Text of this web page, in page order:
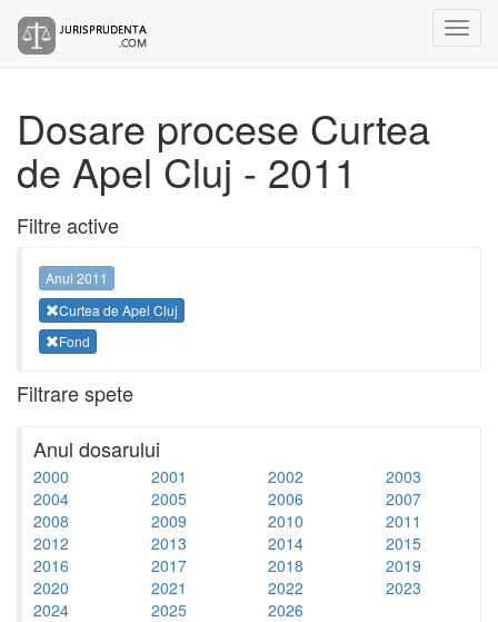
Dosare procese Curtea
de Apel Cluj - 2011
Filtre active
Anul 2011
Curtea de Apel Cluj
Fond
Filtrare spete
Anul dosarului
2000 2001 2002
2003
2004
2005 2006
2007
2008
2009 2010
2011
2012
2013 2014
2015
2016
2017 2018
2019
2020
2021 2022
2023
2024
2025 2026